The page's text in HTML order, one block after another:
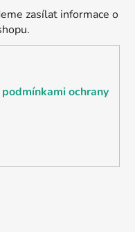
zasílat informace o
podmínkami ochrany